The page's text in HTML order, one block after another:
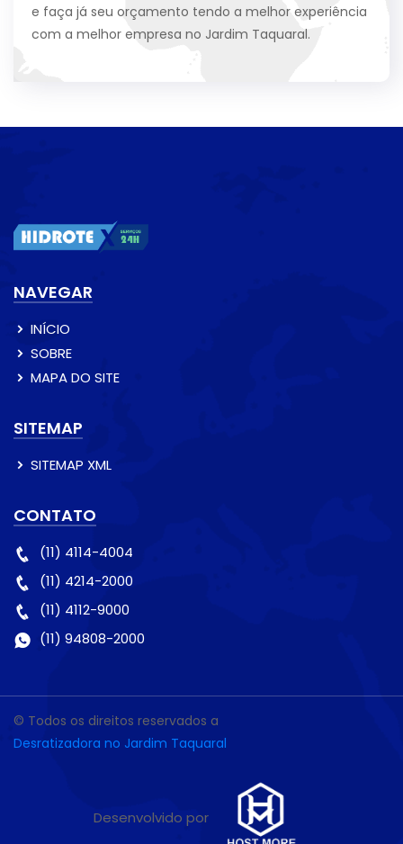
e faça já seu orçamento tendo a melhor experiência
com a melhor empresa no Jardim Taquaral.
NAVEGAR
INÍCIO
SOBRE
MAPA DO SITE
SITEMAP
SITEMAP XML
CONTATO
(11) 4114-4004
(11) 4214-2000
(11) 4112-9000
(11) 94808-2000
© Todos os direitos reservados a
Desratizadora no Jardim Taquaral
Desenvolvido por